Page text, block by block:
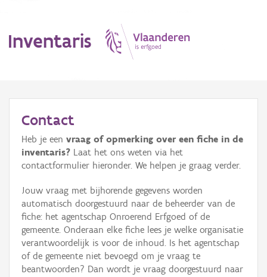
Inventaris
Erfgoedobject
Aanduidingsobject
Waarneming
Thema
Gebeurtenis
Persoon of collectief
Contact
Heb je een vraag of opmerking over een fiche in de
inventaris? Laat het ons weten via het
contactformulier hieronder. We helpen je graag verder.
Jouw vraag met bijhorende gegevens worden
automatisch doorgestuurd naar de beheerder van de
fiche: het agentschap Onroerend Erfgoed of de
gemeente. Onderaan elke fiche lees je welke organisatie
verantwoordelijk is voor de inhoud. Is het agentschap
of de gemeente niet bevoegd om je vraag te
beantwoorden? Dan wordt je vraag doorgestuurd naar